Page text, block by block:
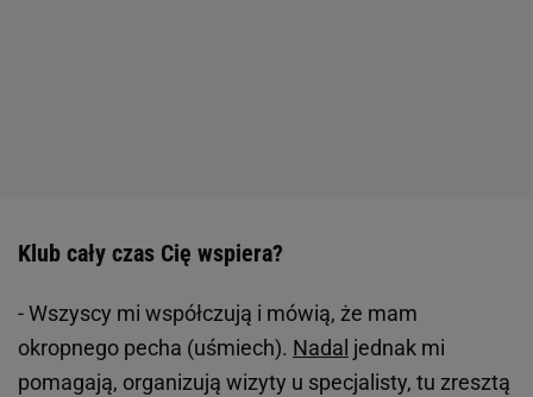
Klub cały czas Cię wspiera?
- Wszyscy mi współczują i mówią, że mam
okropnego pecha (uśmiech). Nadal jednak mi
pomagają, organizują wizyty u specjalisty, tu zresztą